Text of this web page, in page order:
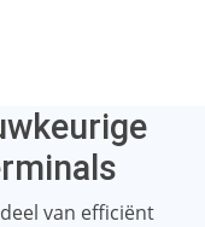
van efficiënt